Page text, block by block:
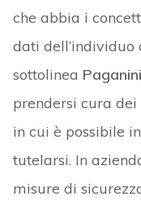
che abbia i
dati dell’individuo
sottolinea Paganini
prendersi cura
in cui è possibile
tutelarsi. In
misure di